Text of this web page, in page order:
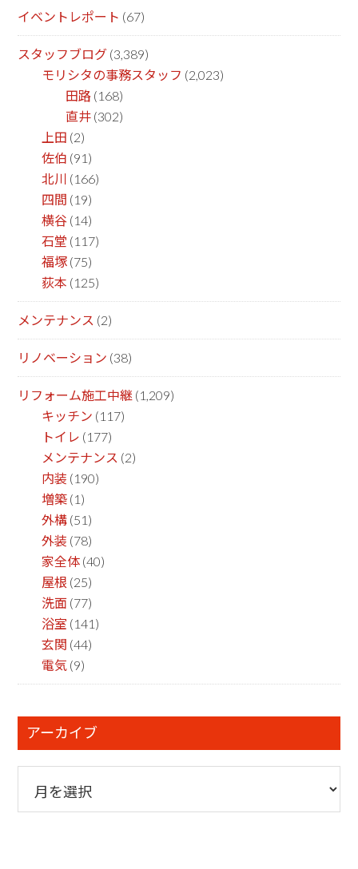
イベントレポート (67)
スタッフブログ (3,389)
モリシタの事務スタッフ (2,023)
田路 (168)
直井 (302)
上田 (2)
佐伯 (91)
北川 (166)
四間 (19)
横谷 (14)
石堂 (117)
福塚 (75)
荻本 (125)
メンテナンス (2)
リノベーション (38)
リフォーム施工中継 (1,209)
キッチン (117)
トイレ (177)
メンテナンス (2)
内装 (190)
増築 (1)
外構 (51)
外装 (78)
家全体 (40)
屋根 (25)
洗面 (77)
浴室 (141)
玄関 (44)
電気 (9)
アーカイブ
カ